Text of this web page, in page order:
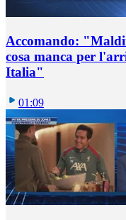
Accomando:
cosa manca per
Italia"
01:09